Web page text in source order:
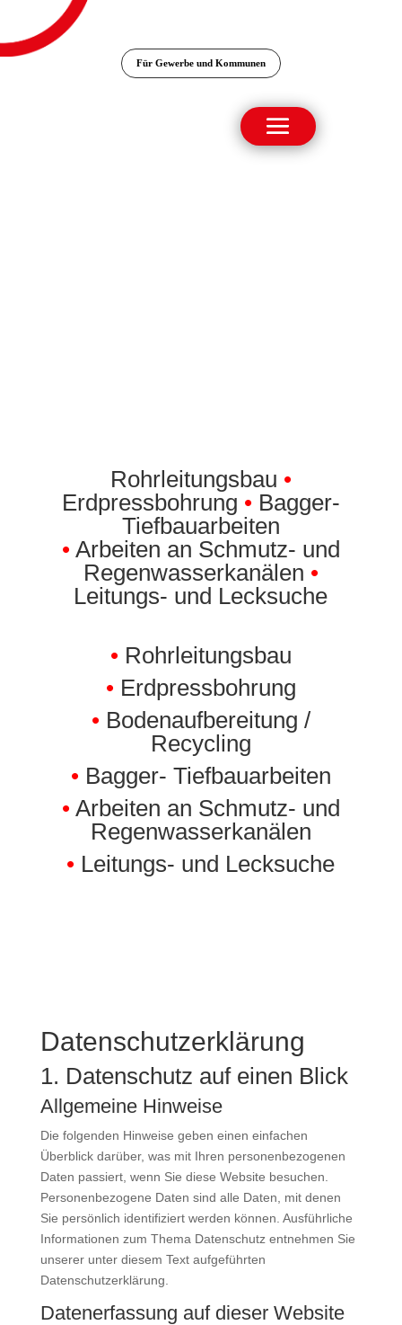
Für Gewerbe und Kommunen
Rohrleitungsbau •
Erdpressbohrung • Bagger-
Tiefbauarbeiten
• Arbeiten an Schmutz- und
Regenwasserkanälen •
Leitungs- und Lecksuche
• Rohrleitungsbau
• Erdpressbohrung
• Bodenaufbereitung /
Recycling
• Bagger- Tiefbauarbeiten
• Arbeiten an Schmutz- und
Regenwasserkanälen
• Leitungs- und Lecksuche
Datenschutz­erklärung
1. Datenschutz auf einen Blick
Allgemeine Hinweise
Die folgenden Hinweise geben einen einfachen
Überblick darüber, was mit Ihren personenbezogenen
Daten passiert, wenn Sie diese Website besuchen.
Personenbezogene Daten sind alle Daten, mit denen
Sie persönlich identifiziert werden können. Ausführliche
Informationen zum Thema Datenschutz entnehmen Sie
unserer unter diesem Text aufgeführten
Datenschutzerklärung.
Datenerfassung auf dieser Website